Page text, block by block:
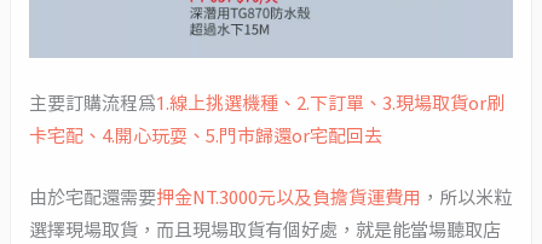
主要訂購流程為1.線上挑選機種、2.下訂單、3.現場取貨or刷
卡宅配、4.開心玩耍、5.門市歸還or宅配回去
由於宅配還需要押金NT.3000元以及負擔貨運費用 ，所以米粒
選擇現場取貨，而且現場取貨有個好處，就是能當場聽取店